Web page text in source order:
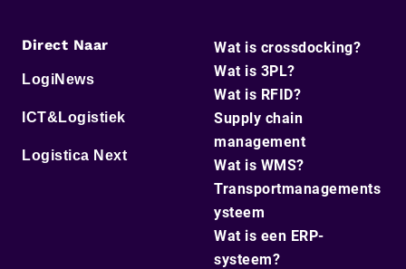
Direct Naar
LogiNews
ICT&Logistiek
Logistica Next
Wat is crossdocking?
Wat is 3PL?
Wat is RFID?
Supply chain
management
Wat is WMS?
Transportmanagements
ysteem
Wat is een ERP-
systeem?